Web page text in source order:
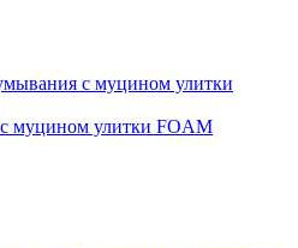
муцином улитки FOAM